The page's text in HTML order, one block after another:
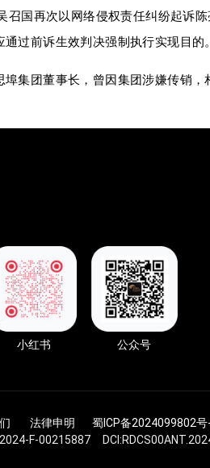
召国再次以网络侵权责任纠纷起诉
过前诉生效判决强制执行实现目的。
集团董事长，曾因集团涉嫌传销，
小红书 公众号
们 法律申明 蜀ICP备2024099802号
F-00215887